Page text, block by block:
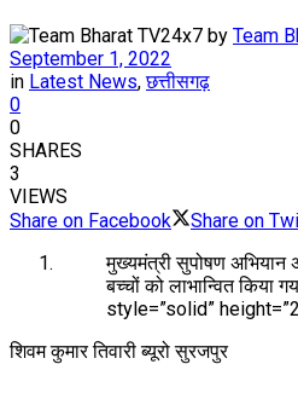
by Team
September 1, 2022
in Latest News,छत्तीसगढ़
0
0
SHARES
3
VIEWS
Share on Facebook
Share on
मुख्यमंत्री सुपोषण अभियान
बच्चों को लाभान्वित किया
style=”solid”
शिवम कुमार तिवारी ब्यूरो सुरजपुर